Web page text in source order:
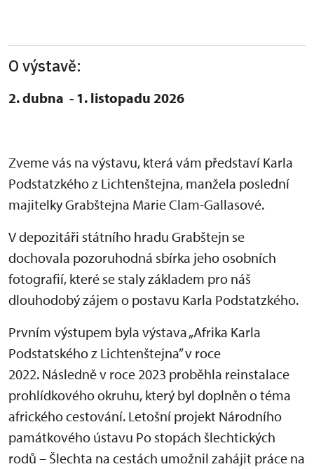
O výstavě:
2. dubna - 1. listopadu 2026
Zveme vás na výstavu, která vám představí Karla
Podstatzkého z Lichtenštejna, manžela poslední
majitelky Grabštejna Marie Clam-Gallasové.
V depozitáři státního hradu Grabštejn se
dochovala pozoruhodná sbírka jeho osobních
fotografií, které se staly základem pro náš
dlouhodobý zájem o postavu Karla Podstatzkého.
Prvním výstupem byla výstava „Afrika Karla
Podstatského z Lichtenštejna” v roce
2022. Následně v roce 2023 proběhla reinstalace
prohlídkového okruhu, který byl doplněn o téma
afrického cestování. Letošní projekt Národního
památkového ústavu Po stopách šlechtických
rodů – Šlechta na cestách umožnil zahájit práce na